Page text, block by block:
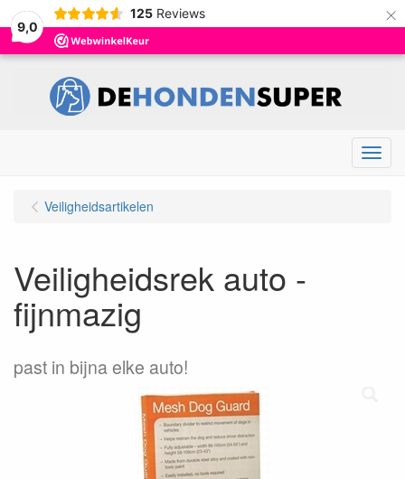
9,0
125 Reviews ×
Menu
Veiligheidsartikelen
Veiligheidsrek auto -
fijnmazig
past in bijna elke auto!